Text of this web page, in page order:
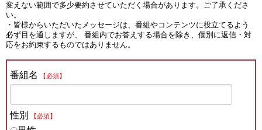
変えない範囲で多少要約させていただく場合があります。ご了承くださ
い。
・皆様からいただいたメッセージは、番組やコンテンツに役立てるよう
必ず目を通しますが、 番組内でお答えする場合を除き、個別に返信・対
応をお約束するものではありません。
番組名 【必須】
性別 【必須】